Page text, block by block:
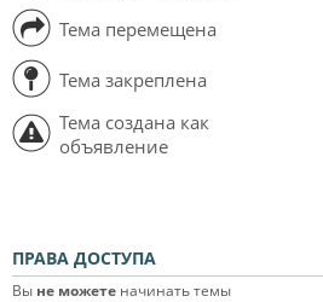
Тема перемещена
Тема закреплена
Тема создана как
объявление
ПРАВА ДОСТУПА
Вы не можете начинать темы